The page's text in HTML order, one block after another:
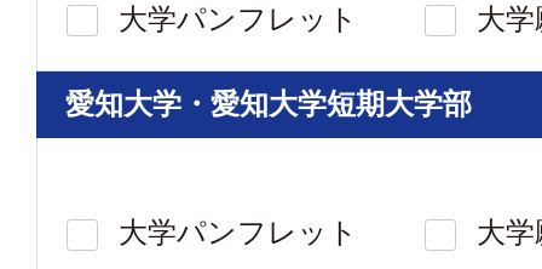
大学パンフレット 大
愛知大学・愛知大学短期大学部
大学パンフレット 大